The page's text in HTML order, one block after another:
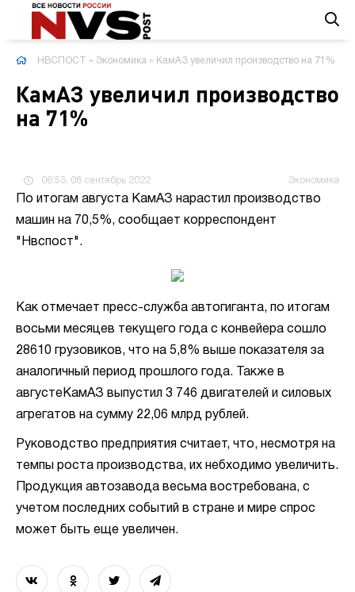
НВСПОСТ » Экономика » КамАЗ увеличил производство на 71%
КамАЗ увеличил производство
на 71%
06:53, 08 сентябрь 2022 Экономика
По итогам августа КамАЗ нарастил производство
машин на 70,5%, сообщает корреспондент
"Нвспост".
Как отмечает пресс-служба автогиганта, по итогам
восьми месяцев текущего года с конвейера сошло
28610 грузовиков, что на 5,8% выше показателя за
аналогичный период прошлого года. Также в
августеКамАЗ выпустил 3 746 двигателей и силовых
агрегатов на сумму 22,06 млрд рублей.
Руководство предприятия считает, что, несмотря на
темпы роста производства, их небходимо увеличить.
Продукция автозавода весьма востребована, с
учетом последних событий в стране и мире спрос
может быть еще увеличен.